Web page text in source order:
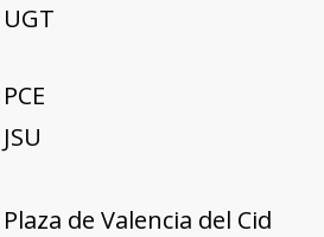
UGT
PCE
JSU
Plaza de Valencia del Cid